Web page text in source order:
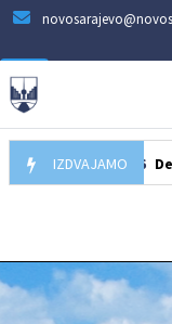
IZDVAJAMO
07.08.2026 Delegacija